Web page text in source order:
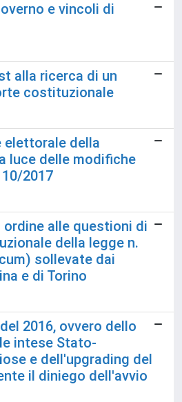
e vincoli di
alla ricerca di un
costituzionale
elettorale della
luce delle modifiche
2017
ordine alle questioni di
della legge n.
sollevate dai
e di Torino
2016, ovvero dello
intese Stato-
e dell'upgrading del
il diniego dell'avvio